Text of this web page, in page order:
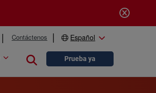
Contáctenos Español
Close searchPrueba ya